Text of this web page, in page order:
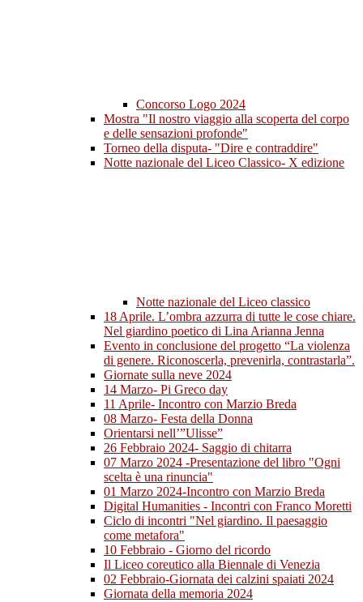
Concorso Logo 2024
Mostra "Il nostro viaggio alla scoperta del corpo
e delle sensazioni profonde"
Torneo della disputa- "Dire e contraddire"
Notte nazionale del Liceo Classico- X edizione
Notte nazionale del Liceo classico
18 Aprile. L’ombra azzurra di tutte le cose chiare.
Nel giardino poetico di Lina Arianna Jenna
Evento in conclusione del progetto “La violenza
di genere. Riconoscerla, prevenirla, contrastarla”.
Giornate sulla neve 2024
14 Marzo- Pi Greco day
11 Aprile- Incontro con Marzio Breda
08 Marzo- Festa della Donna
Orientarsi nell’”Ulisse”
26 Febbraio 2024- Saggio di chitarra
07 Marzo 2024 -Presentazione del libro "Ogni
scelta è una rinuncia"
01 Marzo 2024-Incontro con Marzio Breda
Digital Humanities - Incontri con Franco Moretti
Ciclo di incontri "Nel giardino. Il paesaggio
come metafora"
10 Febbraio - Giorno del ricordo
Il Liceo coreutico alla Biennale di Venezia
02 Febbraio-Giornata dei calzini spaiati 2024
Giornata della memoria 2024